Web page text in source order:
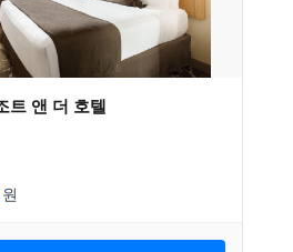
트 앤 더 호텔